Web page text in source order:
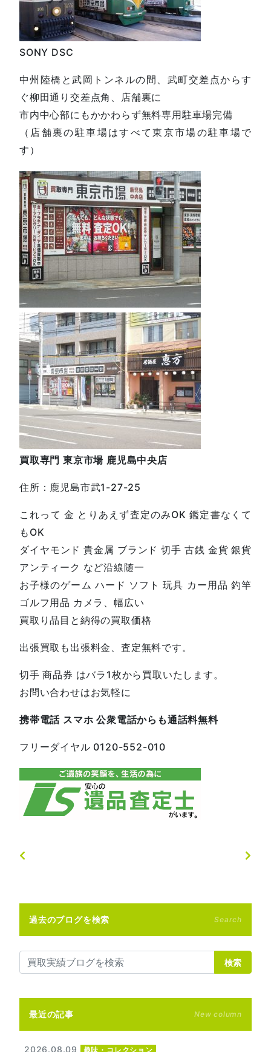
SONY DSC
中州陸橋と武岡トンネルの間、武町交差点からす
ぐ柳田通り交差点角、店舗裏に
市内中心部にもかかわらず無料専用駐車場完備
（店舗裏の駐車場はすべて東京市場の駐車場で
す）
買取専門 東京市場 鹿児島中央店
住所：鹿児島市武1-27-25
これって 金 とりあえず査定のみOK 鑑定書なくて
もOK
ダイヤモンド 貴金属 ブランド 切手 古銭 金貨 銀貨
アンティーク など沿線随一
お子様のゲーム ハード ソフト 玩具 カー用品 釣竿
ゴルフ用品 カメラ、幅広い
買取り品目と納得の買取価格
出張買取も出張料金、査定無料です。
切手 商品券 はバラ1枚から買取いたします。
お問い合わせはお気軽に
携帯電話 スマホ 公衆電話からも通話料無料
フリーダイヤル 0120-552-01 0
過去のブログを検索 Search
検索
最近の記事 New column
2026.08.09 趣味・コレクション